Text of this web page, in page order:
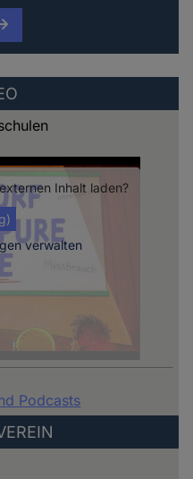
Inhalt laden?
verwalten
Podcasts